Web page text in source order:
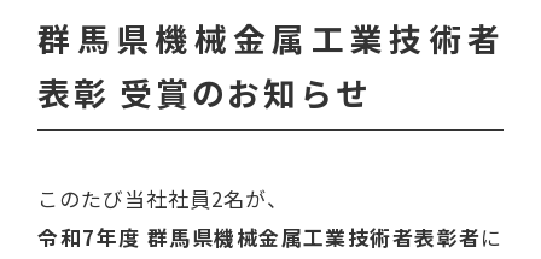
群馬県機械金属工業技術者
表彰 受賞のお知らせ
このたび当社社員2名が、
令和7年度 群馬県機械金属工業技術者表彰者に